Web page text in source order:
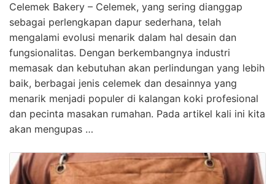
Celemek Bakery – Celemek, yang sering dianggap
sebagai perlengkapan dapur sederhana, telah
mengalami evolusi menarik dalam hal desain dan
fungsionalitas. Dengan berkembangnya industri
memasak dan kebutuhan akan perlindungan yang lebih
baik, berbagai jenis celemek dan desainnya yang
menarik menjadi populer di kalangan koki profesional
dan pecinta masakan rumahan. Pada artikel kali ini kita
akan mengupas …